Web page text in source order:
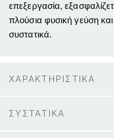
επεξεργασία,
πλούσια φυσική γεύση
συστατικά.
ΧΑΡΑΚΤΗΡΙΣΤΙΚΑ
ΣΥΣΤΑΤΙΚΑ